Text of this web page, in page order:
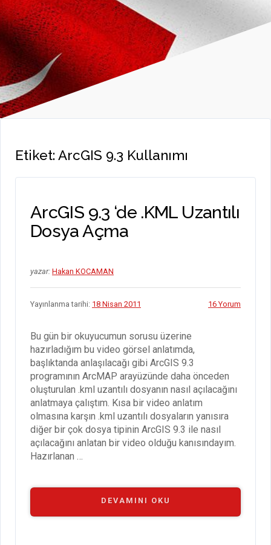
Etiket: ArcGIS 9.3 Kullanımı
ArcGIS 9.3 ‘de .KML Uzantılı
Dosya Açma
yazar: Hakan KOCAMAN
Yayınlanma tarihi: 18 Nisan 2011 16 Yorum
Bu gün bir okuyucumun sorusu üzerine
hazırladığım bu video görsel anlatımda,
başlıktanda anlaşılacağı gibi ArcGIS 9.3
programının ArcMAP arayüzünde daha önceden
oluşturulan .kml uzantılı dosyanın nasıl açılacağını
anlatmaya çalıştım. Kısa bir video anlatım
olmasına karşın .kml uzantılı dosyaların yanısıra
diğer bir çok dosya tipinin ArcGIS 9.3 ile nasıl
açılacağını anlatan bir video olduğu kanısındayım.
Hazırlanan …
DEVAMINI OKU